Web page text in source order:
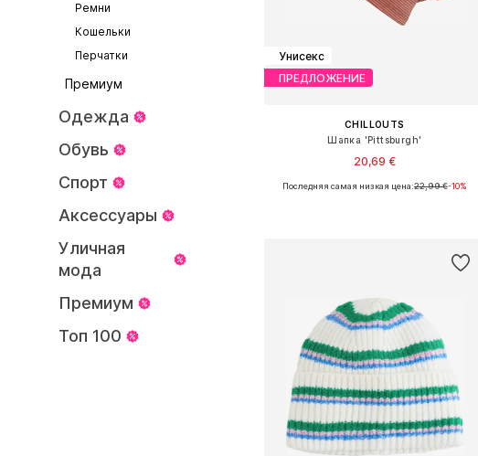
Ремни
Кошельки
Перчатки
Премиум
Одежда
Обувь
Спорт
Аксессуары
Уличная
мода
Премиум
Топ 100
Унисекс
ПРЕДЛОЖЕНИЕ
CHILLOUTS
Шапка 'Pittsburgh'
20,69 €
Доступные размеры: 55-60
Последняя самая низкая цена:22,99 €-10%